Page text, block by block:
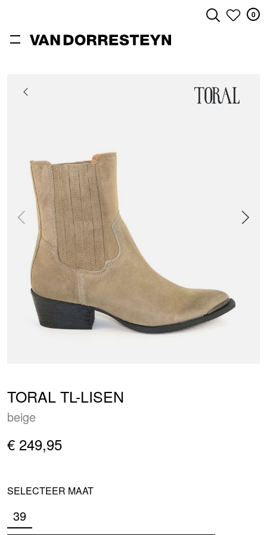
0
TORAL TL-LISEN
beige
€ 249,95
SELECTEER MAAT
39